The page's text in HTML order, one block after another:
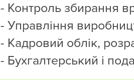
- Контроль збирання
- Управління
- Кадровий облік,
- Бухгалтерський і